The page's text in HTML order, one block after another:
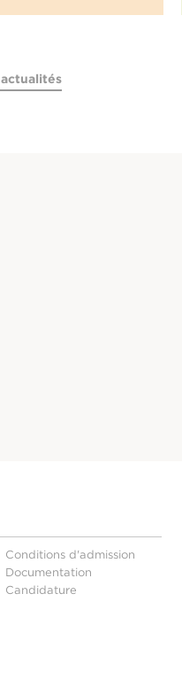
Conditions d'admission
Documentation
Candidature